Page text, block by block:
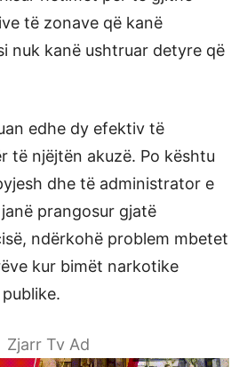
të zonave që kanë
nuk kanë ushtruar detyre që
edhe dy efektiv të
të njëjtën akuzë. Po kështu
dhe të administrator e
prangosur gjatë
ndërkohë problem mbetet
kur bimët narkotike
Zjarr Tv Ad